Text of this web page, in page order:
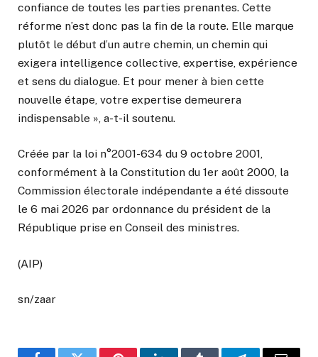
confiance de toutes les parties prenantes. Cette
réforme n’est donc pas la fin de la route. Elle marque
plutôt le début d’un autre chemin, un chemin qui
exigera intelligence collective, expertise, expérience
et sens du dialogue. Et pour mener à bien cette
nouvelle étape, votre expertise demeurera
indispensable », a-t-il soutenu.
Créée par la loi n°2001-634 du 9 octobre 2001,
conformément à la Constitution du 1er août 2000, la
Commission électorale indépendante a été dissoute
le 6 mai 2026 par ordonnance du président de la
République prise en Conseil des ministres.
(AIP)
sn/zaar